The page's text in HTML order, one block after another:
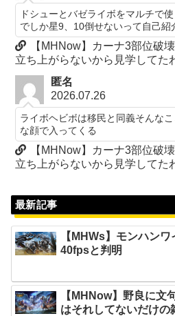
ドシューとバゼライボをマルチで
でしか星9、10倒せないって自己紹
【MHNow】カーナ3部位破
立ち上がらないから見学してた
匿名
2026.07.26
ライボヘビボは移民と同義そんな
な顔で入ってくる
【MHNow】カーナ3部位破
立ち上がらないから見学してた
最新記事
【MHWs】モンハン
40fpsと判明
【MHNow】野良に文
はそれしてないだけ